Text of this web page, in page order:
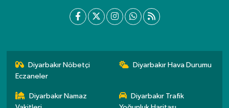
Diyarbakır Nöbetçi
Eczaneler
Diyarbakır Hava Durumu
Diyarbakır Namaz
Diyarbakır Trafik